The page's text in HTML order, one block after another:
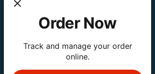
Llámanos
(918) 528-6107
Correo electrónico
gyrosbyali@gmail.com
Order Now
Track and manage your order
online.